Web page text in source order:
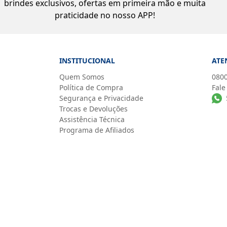
brindes exclusivos, ofertas em primeira mão e muita
praticidade no nosso APP!
INSTITUCIONAL
Quem Somos
Política de Compra
Segurança e Privacidade
Trocas e Devoluções
Assistência Técnica
Programa de Afiliados